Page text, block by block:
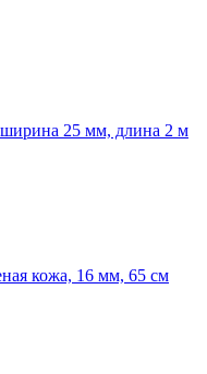
25 мм, длина 2 м
кожа, 16 мм, 65 см